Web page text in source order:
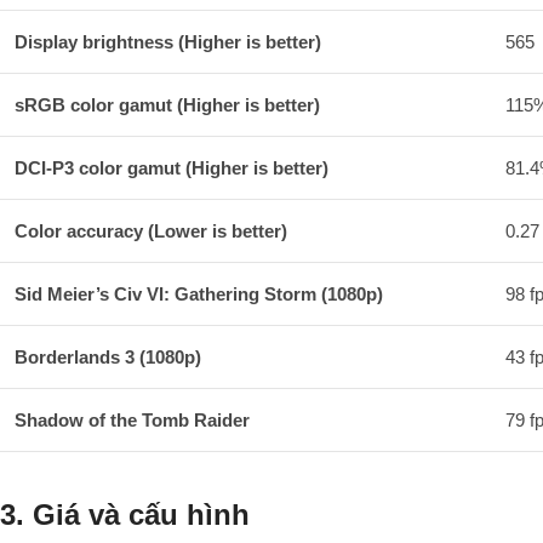
Display brightness (Higher is better) 565
sRGB color gamut (Higher is better)
DCI-P3 color gamut (Higher is better)
Color accuracy (Lower is better) 0.27
Sid Meier’s Civ VI: Gathering Storm (1080p) 98
Borderlands 3 (1080p) 43
Shadow of the Tomb Raider 79
3. Giá và cấu hình